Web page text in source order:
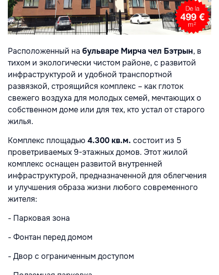
Расположенный на бульваре Мирча чел Бэтрын, в
тихом и экологически чистом районе, с развитой
инфраструктурой и удобной транспортной
развязкой, строящийся комплекс – как глоток
свежего воздуха для молодых семей, мечтающих о
собственном доме или для тех, кто устал от старого
жилья.
Комплекс площадью 4.300кв.м. состоит из 5
проветриваемых 9-этажных домов. Этот жилой
комплекс оснащен развитой внутренней
инфраструктурой, предназначенной для облегчения
и улучшения образа жизни любого современного
жителя:
- Парковая зона
- Фонтан перед домом
- Двор с ограниченным доступом